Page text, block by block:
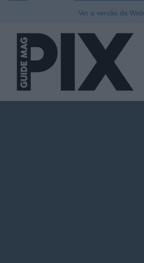
Ver a versão da Web